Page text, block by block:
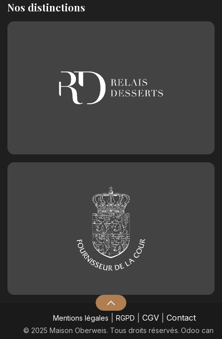
Nos distinctions
Mentions légales RGPD CGV| Contact
© 2025 Maison Oberweis. Tous droits réservés. ​Odoo can